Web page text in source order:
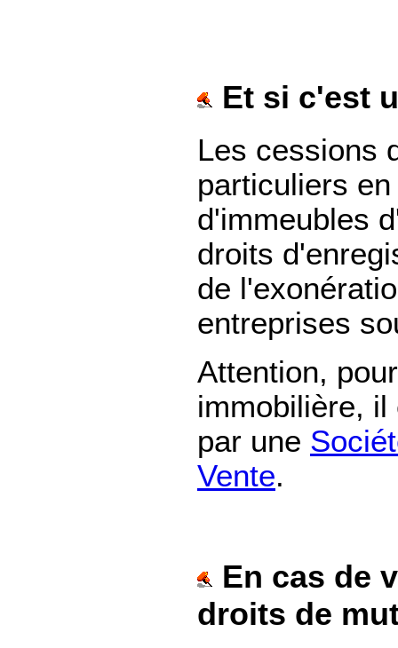
Et si c'est
Les cessions
particuliers
d'immeubles
droits
de
entreprises
Attention,
immobilière,
par une
Vente.
En cas de
droits de